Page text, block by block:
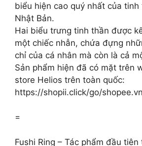
biểu hiện cao quý nhất của
Nhật Bản.
Hai biểu trưng tinh thần được
một chiếc nhẫn, chứa đựng
chỉ của cá nhân mà còn là cả
Sản phẩm hiện đã có mặt trên
store Helios trên toàn quốc:
https://shopii.click/go/
=
Fushi Ring – Tác phẩm đầu tiên